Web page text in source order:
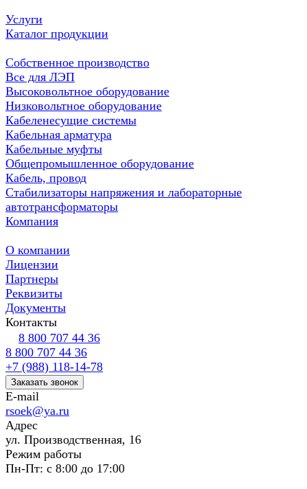
Услуги
Каталог продукции
Собственное производство
Все для ЛЭП
Высоковольтное оборудование
Низковольтное оборудование
Кабеленесущие системы
Кабельная арматура
Кабельные муфты
Общепромышленное оборудование
Кабель, провод
Стабилизаторы напряжения и лабораторные
автотрансформаторы
Компания
О компании
Лицензии
Партнеры
Реквизиты
Документы
Контакты
8 800 707 44 36
8 800 707 44 36
+7 (988) 118-14-78
Заказать звонок
E-mail
rsoek@ya.ru
Адрес
ул. Производственная, 16
Режим работы
Пн-Пт: с 8:00 до 17:00